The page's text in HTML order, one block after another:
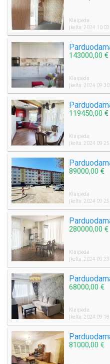
Klaipėda
Įkelta: 2024 10 03
143000,00 €
Klaipėda
Įkelta: 2024 09 30
119450,00 €
Klaipėda
Įkelta: 2024 09 25
89000,00 €
Klaipėda
Įkelta: 2024 09 25
280000,00 €
Klaipėda
Įkelta: 2024 09 23
68000,00 €
Klaipėda
Įkelta: 2024 09 18
81000,00 €